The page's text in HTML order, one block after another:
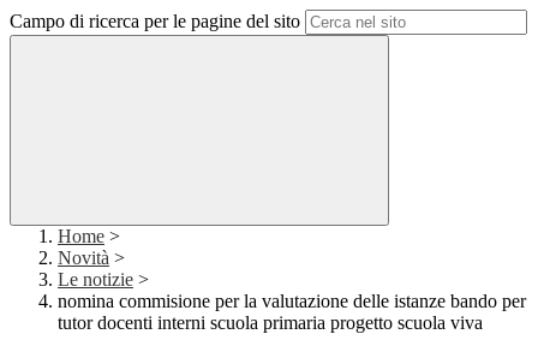
Campo di ricerca per le pagine del sito
Home >
Novità >
Le notizie >
nomina commisione per la valutazione delle istanze bando per
tutor docenti interni scuola primaria progetto scuola viva